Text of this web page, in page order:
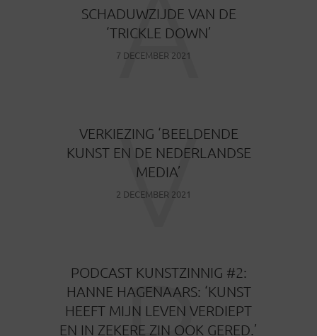
SCHADUWZIJDE VAN DE
‘TRICKLE DOWN’
7 DECEMBER 2021
VERKIEZING ‘BEELDENDE
KUNST EN DE NEDERLANDSE
MEDIA’
2 DECEMBER 2021
V
PODCAST KUNSTZINNIG #2:
HANNE HAGENAARS: ‘KUNST
HEEFT MIJN LEVEN VERDIEPT
EN IN ZEKERE ZIN OOK GERED.’